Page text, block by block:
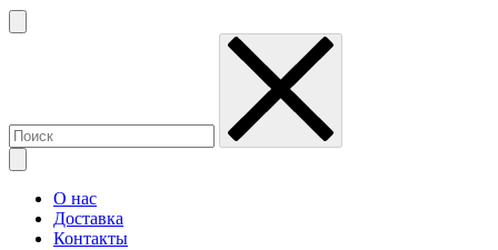
О нас
Доставка
Контакты